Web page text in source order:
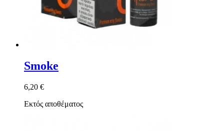
Smoke
6,20 €
Εκτός αποθέματος